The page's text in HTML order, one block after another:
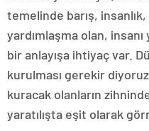
temelinde barış,
yardımlaşma olan,
bir anlayışa ihtiyaç var.
kurulması gerekir
kuracak olanların
yaratılışta eşit olarak